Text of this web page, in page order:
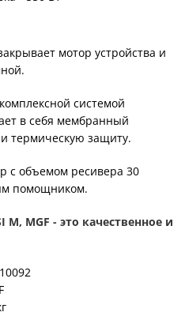
мотор устройства и
системой
в себя мембранный
термическую защиту.
с объемом ресивера 30
помощником.
М, MGF - это качественное и